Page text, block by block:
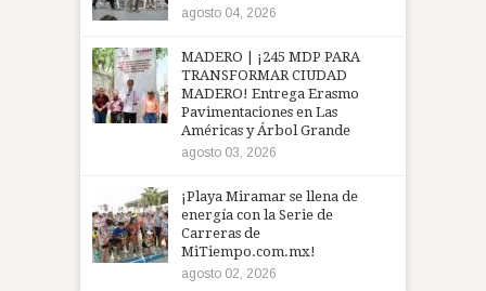
agosto 04, 2026
MADERO | ¡245 MDP PARA
TRANSFORMAR CIUDAD
MADERO! Entrega Erasmo
Pavimentaciones en Las
Américas y Árbol Grande
agosto 03, 2026
¡Playa Miramar se llena de
energía con la Serie de
Carreras de
MiTiempo.com.mx!
agosto 02, 2026